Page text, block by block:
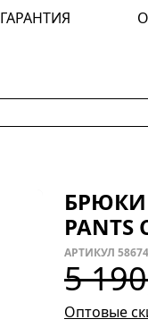
ГАРАНТИЯ
БРЮКИ
PANTS
АРТИКУЛ
5
Оптовые